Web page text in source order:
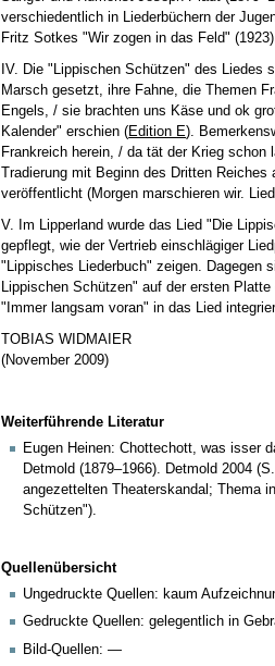
verschiedentlich in Liederbüchern der
Fritz Sotkes "Wir zogen in das Feld"
IV. Die "Lippischen Schützen" des Liedes
Marsch gesetzt, ihre Fahne, die Themen
Engels, / sie brachten uns Käse und ok
Kalender" erschien (Edition E).
Frankreich herein, / da tät der Krieg
Tradierung mit Beginn des Dritten
veröffentlicht (Morgen marschieren wir.
V. Im Lipperland wurde das Lied "Die
gepflegt, wie der Vertrieb einschlägiger
"Lippisches Liederbuch" zeigen. Dagegen
Lippischen Schützen" auf der ersten
"Immer langsam voran" in das Lied
TOBIAS WIDMAIER
(November 2009)
Weiterführende Literatur
Eugen Heinen: Chottechott, was isser
Detmold (1879–1966). Detmold 2004
angezettelten Theaterskandal; Thema
Schützen").
Quellenübersicht
Ungedruckte Quellen: kaum
Gedruckte Quellen: gelegentlich in
Bild-Quellen: —